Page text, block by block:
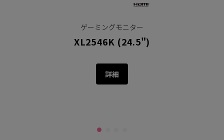
ゲーミングモニター
XL2546K (24.5")
詳細